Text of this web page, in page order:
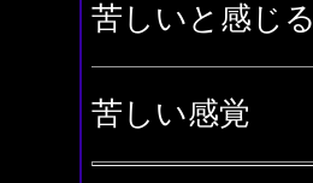
苦しいと感じる
苦しい感覚